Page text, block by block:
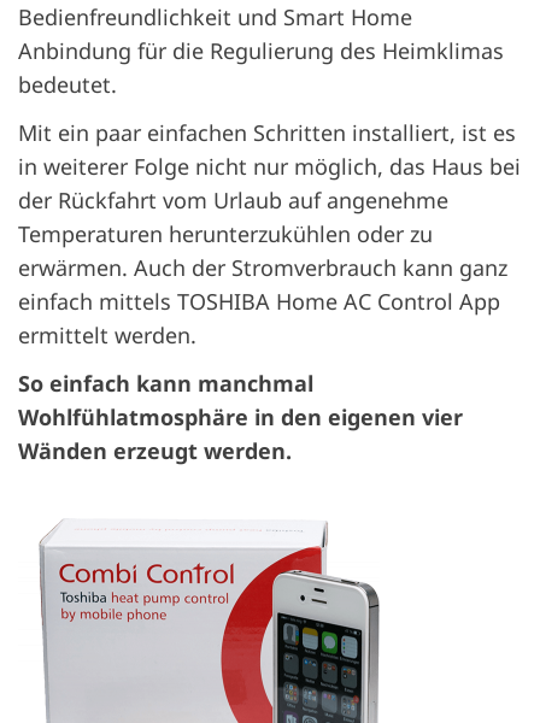
Bedienfreundlichkeit und Smart Home
Anbindung für die Regulierung des Heimklimas
bedeutet.
Mit ein paar einfachen Schritten installiert, ist es
in weiterer Folge nicht nur möglich, das Haus bei
der Rückfahrt vom Urlaub auf angenehme
Temperaturen herunterzukühlen oder zu
erwärmen. Auch der Stromverbrauch kann ganz
einfach mittels TOSHIBA Home AC Control App
ermittelt werden.
So einfach kann manchmal
Wohlfühlatmosphäre in den eigenen vier
Wänden erzeugt werden.